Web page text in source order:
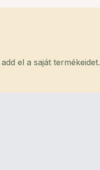
el a saját termékeidet.